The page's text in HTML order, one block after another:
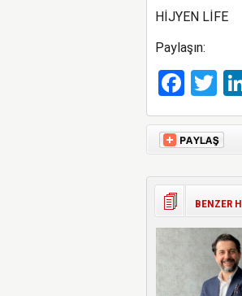
HİJYEN LİFE
Paylaşın:
BENZER